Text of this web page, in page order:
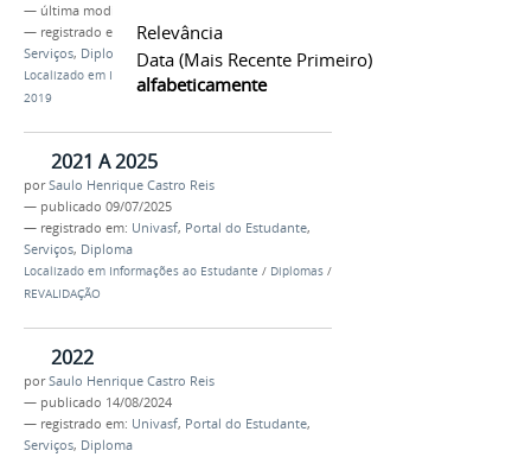
Relevância
Data (mais Recente Primeiro)
alfabeticamente
— última modificação
— registrado em:
Univasf,Portal do Estudante
Serviços, Diploma
Localizado em Informações ao Estudante
2019
2021 A 2025
porSaulo Henrique Castro Reis
— publicado 09/07/2025
— registrado em: Univasf, Portal do Estudante,
Serviços, Diploma
Localizado em Informações ao Estudante / Diplomas /
REVALIDAÇÃO
2022
porSaulo Henrique Castro Reis
— publicado 14/08/2024
— registrado em: Univasf, Portal do Estudante,
Serviços, Diploma